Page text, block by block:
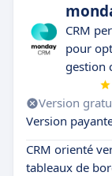
CRM
pour
gestion
Version
Version
CRM orienté
tableaux de